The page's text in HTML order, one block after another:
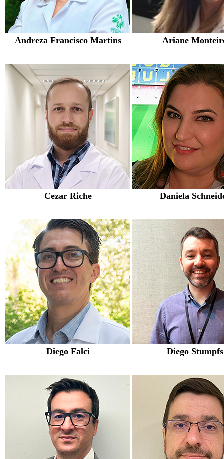
Andreza Francisco Martins Ariane
Cezar Riche Daniela
Diego Falci Diego Stumpfs